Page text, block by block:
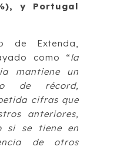
y Portugal
de Extenda,
como “la
mantiene un
de récord,
cifras que
anteriores,
si se tiene en
de otros